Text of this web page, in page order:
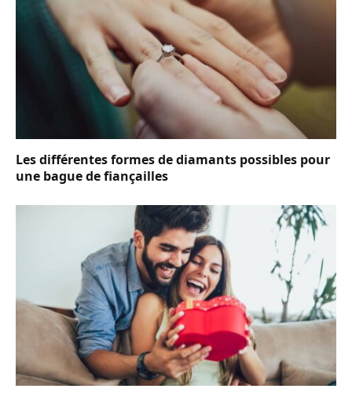
Les différentes formes de diamants possibles pour
une bague de fiançailles